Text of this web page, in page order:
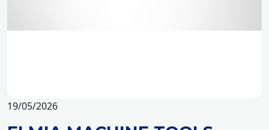
19/05/2026